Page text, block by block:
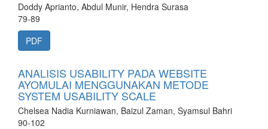
Doddy Aprianto, Abdul Munir, Hendra Surasa
79-89
PDF
ANALISIS USABILITY PADA WEBSITE
AYOMULAI MENGGUNAKAN METODE
SYSTEM USABILITY SCALE
Chelsea Nadia Kurniawan, Baizul Zaman, Syamsul Bahri
90-102